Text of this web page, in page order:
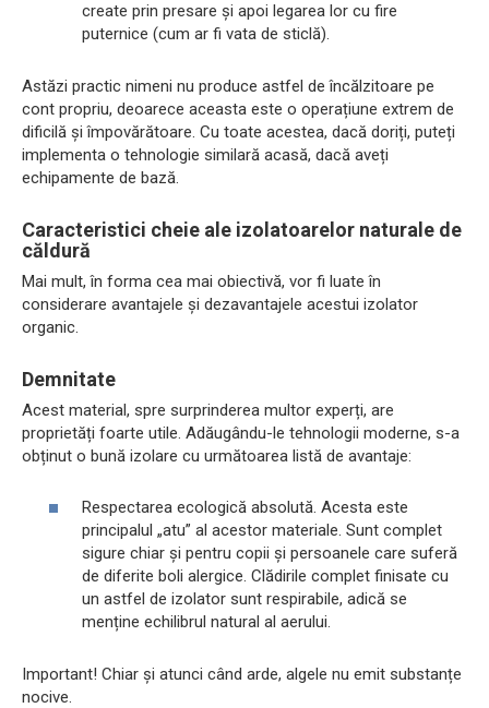
create prin presare și apoi legarea lor cu fire
puternice (cum ar fi vata de sticlă).
Astăzi practic nimeni nu produce astfel de încălzitoare pe
cont propriu, deoarece aceasta este o operațiune extrem de
dificilă și împovărătoare. Cu toate acestea, dacă doriți, puteți
implementa o tehnologie similară acasă, dacă aveți
echipamente de bază.
Caracteristici cheie ale izolatoarelor naturale de
căldură
Mai mult, în forma cea mai obiectivă, vor fi luate în
considerare avantajele și dezavantajele acestui izolator
organic.
Demnitate
Acest material, spre surprinderea multor experți, are
proprietăți foarte utile. Adăugându-le tehnologii moderne, s-a
obținut o bună izolare cu următoarea listă de avantaje:
Respectarea ecologică absolută. Acesta este
principalul „atu” al acestor materiale. Sunt complet
sigure chiar și pentru copii și persoanele care suferă
de diferite boli alergice. Clădirile complet finisate cu
un astfel de izolator sunt respirabile, adică se
menține echilibrul natural al aerului.
Important! Chiar și atunci când arde, algele nu emit substanțe
nocive.